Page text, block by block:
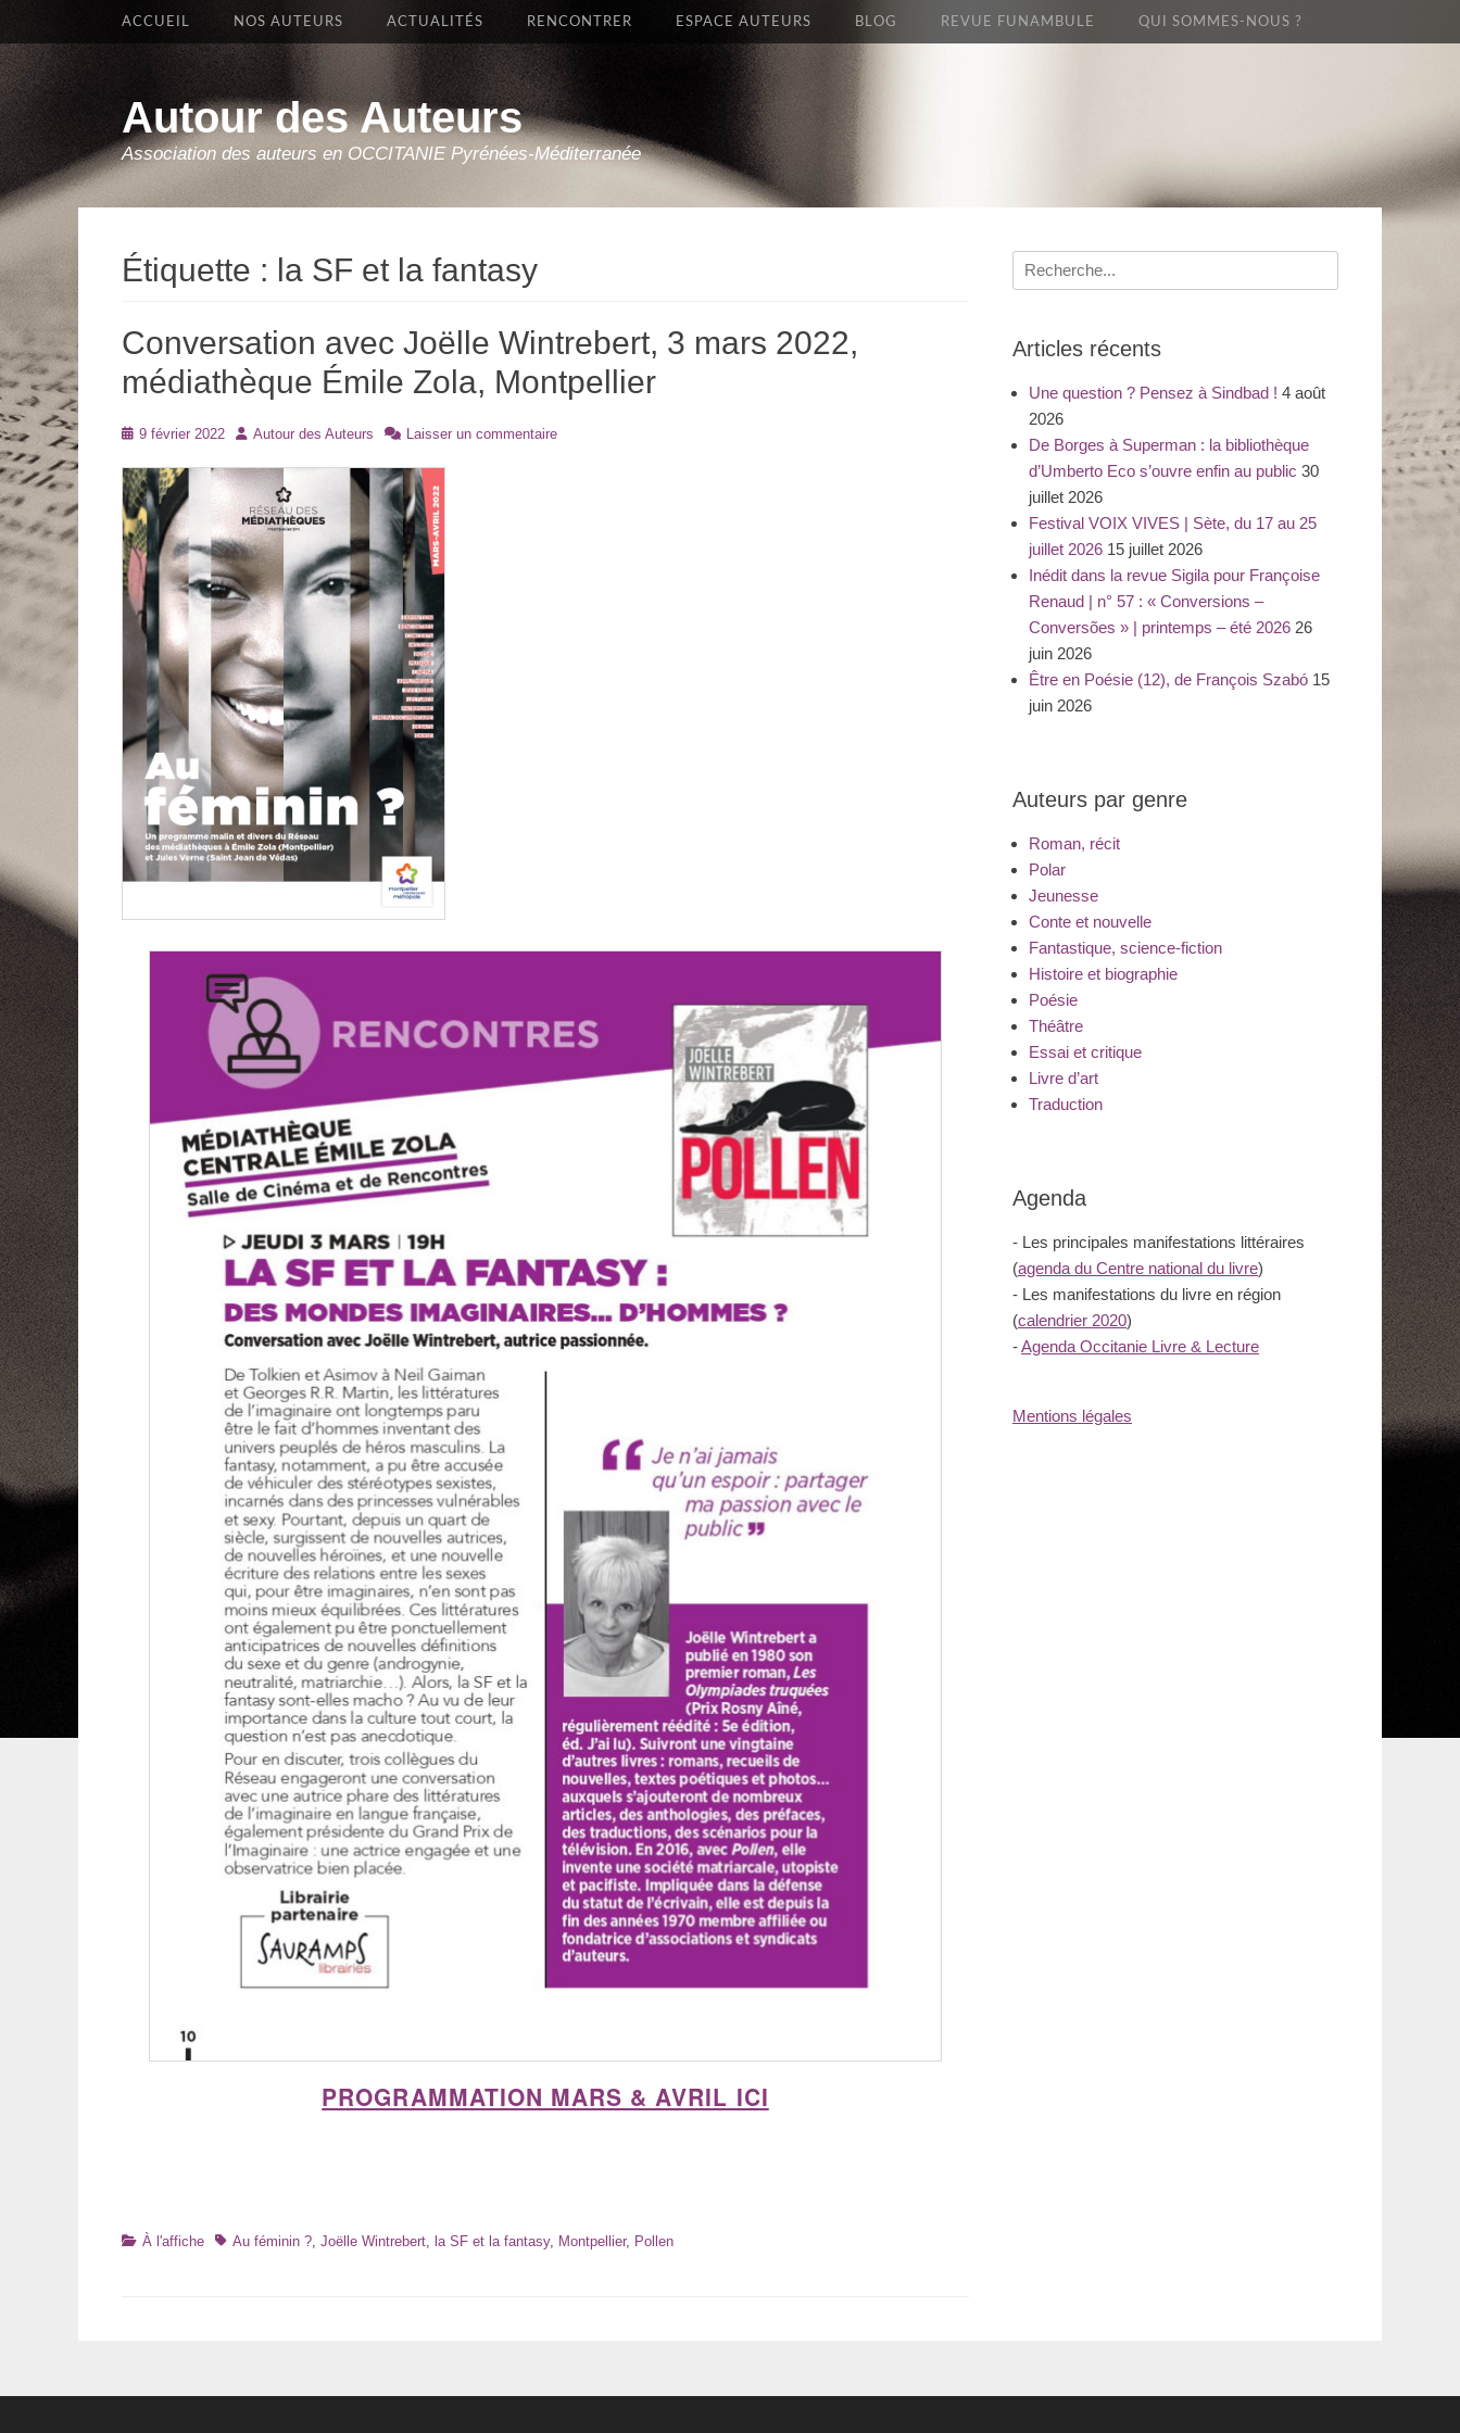
Autour des Auteurs
Association des auteurs en OCCITANIE Pyrénées-Méditerranée
Premier Menu
Aller
ACCUEIL NOS AUTEURS ACTUALITÉS RENCONTRER ESPACE AUTEURS BLOG REVUE FUNAMBULE QUI SOMMES-NOUS ?
Étiquette : la SF et la fantasy
Conversation avec Joëlle Wintrebert, 3 mars 2022,
médiathèque Émile Zola, Montpellier
Posté9 février 2022 Auteur
Autour des Auteurs Laisser un commentaire
PROGRAMMATION MARS & AVRIL ICI
Catégories
À l'affiche TagsAu féminin ? Joëlle Wintrebert la SF et la fantasy, Montpellier, Pollen
Recherche
pour
Articles récents
Une question ? Pensez à Sindbad ! 4 août
2026
De Borges à Superman : la bibliothèque
d’Umberto Eco s’ouvre enfin au public 30
juillet 2026
Festival VOIX VIVES | Sète, du 17 au 25
juillet 2026 15 juillet 2026
Inédit dans la revue Sigila pour Françoise
Renaud | n° 57 : « Conversions –
Conversões » | printemps – été 2026 26
juin 2026
Être en Poésie (12), de François Szabó 15
juin 2026
Auteurs par genre
Roman, récit
Polar
Jeunesse
Conte et nouvelle
Fantastique, science-fiction
Histoire et biographie
Poésie
Théâtre
Essai et critique
Livre d’art
Traduction
Agenda
- Les principales manifestations littéraires
(agenda du Centre national du livre)
- Les manifestations du livre en région
(calendrier 2020)
-Agenda Occitanie Livre & Lecture
Mentions légales